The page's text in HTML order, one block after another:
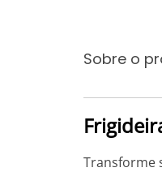
Sobre o
Transforme